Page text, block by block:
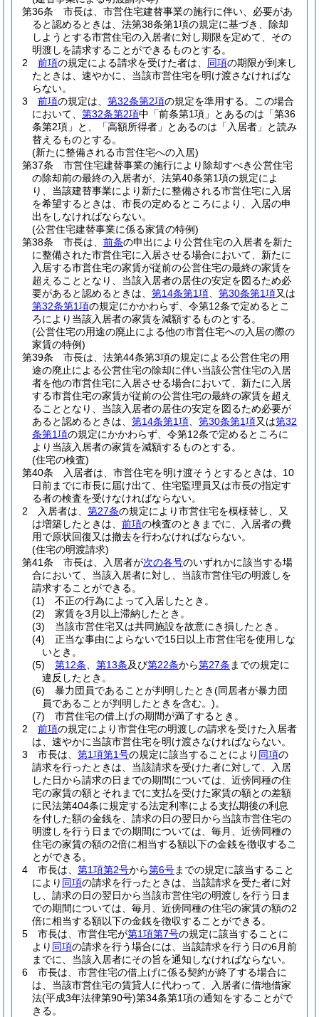
第36条
市長は、市営住宅建替事業の施行に伴い、必要があ
ると認めるときは、法第38条第1項の規定に基づき、除却
しようとする市営住宅の入居者に対し期限を定めて、その
明渡しを請求することができるものとする。
2
前項の規定による請求を受けた者は、 同項の期限が到来し
たときは、速やかに、当該市営住宅を明け渡さなければな
らない。
3
前項の規定は、 第32条第2項の規定を準用する。
この場合
において、 第32条第2項中「前条第1項」とあるのは「第36
条第2項」と、「高額所得者」とあるのは「入居者」と読み
替えるものとする。
(新たに整備される市営住宅への入居)
第37条
市営住宅建替事業の施行により除却すべき公営住宅
の除却前の最終の入居者が、法第40条第1項の規定によ
り、当該建替事業により新たに整備される市営住宅に入居
を希望するときは、市長の定めるところにより、入居の申
出をしなければならない。
(公営住宅建替事業に係る家賃の特例)
第38条
市長は、 前条の申出により公営住宅の入居者を新た
に整備された市営住宅に入居させる場合において、新たに
入居する市営住宅の家賃が従前の公営住宅の最終の家賃を
超えることとなり、当該入居者の居住の安定を図るため必
要があると認めるときは、 第14条第1項 第30条第1項又は
第32条第1項の規定にかかわらず、令第12条で定めるとこ
ろにより当該入居者の家賃を減額するものとする。
(公営住宅の用途の廃止による他の市営住宅への入居の際の
家賃の特例)
第39条
市長は、法第44条第3項の規定による公営住宅の用
途の廃止による公営住宅の除却に伴い当該公営住宅の入居
者を他の市営住宅に入居させる場合において、新たに入居
する市営住宅の家賃が従前の公営住宅の最終の家賃を超え
ることとなり、当該入居者の居住の安定を図るため必要が
あると認めるときは、 第14条第1項 第30条第1項又は第32
条第1項の規定にかかわらず、令第12条で定めるところに
より当該入居者の家賃を減額するものとする。
(住宅の検査)
第40条
入居者は、市営住宅を明け渡そうとするときは、10
日前までに市長に届け出て、住宅監理員又は市長の指定す
る者の検査を受けなければならない。
2
入居者は、 第27条の規定により市営住宅を模様替し、又
は増築したときは、 前項の検査のときまでに、入居者の費
用で原状回復又は撤去を行わなければならない。
(住宅の明渡請求)
第41条
市長は、入居者が次の各号のいずれかに該当する場
合において、当該入居者に対し、当該市営住宅の明渡しを
請求することができる。
(1)
不正の行為によって入居したとき。
(2)
家賃を3月以上滞納したとき。
(3)
当該市営住宅又は共同施設を故意にき損したとき。
(4)
正当な事由によらないで15日以上市営住宅を使用しな
いとき。
(5)
第12条 第13条及び第22条から第27条 までの規定に
違反したとき。
(6)
暴力団員であることが判明したとき(同居者が暴力団
員であることが判明したときを含む。)。
(7)
市営住宅の借上げの期間が満了するとき。
2
前項の規定により市営住宅の明渡しの請求を受けた入居者
は、速やかに当該市営住宅を明け渡さなければならない。
3
市長は、 第1項第1号の規定に該当することにより 同項の
請求を行ったときは、当該請求を受けた者に対して、入居
した日から請求の日までの期間については、近傍同種の住
宅の家賃の額とそれまでに支払を受けた家賃の額との差額
に民法第404条に規定する法定利率による支払期後の利息
を付した額の金銭を、請求の日の翌日から当該市営住宅の
明渡しを行う日までの期間については、毎月、近傍同種の
住宅の家賃の額の2倍に相当する額以下の金銭を徴収するこ
とができる。
4
市長は、 第1項第2号から第6号までの規定に該当すること
により 同項の請求を行ったときは、当該請求を受た者に対
し、請求の日の翌日から当該市営住宅の明渡しを行う日ま
での期間については、毎月、近傍同種の住宅の家賃の額の2
倍に相当する額以下の金銭を徴収することができる。
5
市長は、市営住宅が第1項第7号の規定に該当することに
より 同項の請求を行う場合には、当該請求を行う日の6月前
までに、当該入居者にその旨を通知しなければならない。
6
市長は、市営住宅の借上げに係る契約が終了する場合に
は、当該市営住宅の賃貸人に代わって、入居者に借地借家
法(平成3年法律第90号)第34条第1項の通知をすることがで
きる。